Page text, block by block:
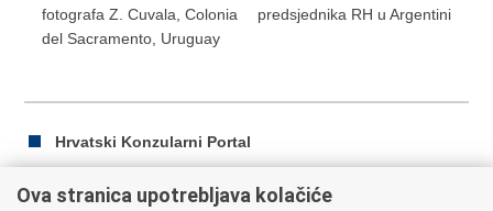
fotografa Z. Cuvala, Colonia
del Sacramento, Uruguay
predsjednika RH u Argentini
Hrvatski Konzularni Portal
Ova stranica upotrebljava kolačiće